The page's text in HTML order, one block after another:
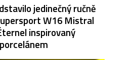
jedinečný ručně
W16 Mistral
inspirovaný
porcelánem